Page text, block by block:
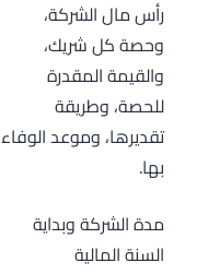
رأس مال الشركة،
وحصة كل شريك،
والقيمة المقدرة
للحصة، وطريقة
تقديرها، وموعد الوفاء
بها.
مدة الشركة وبداية
السنة المالية